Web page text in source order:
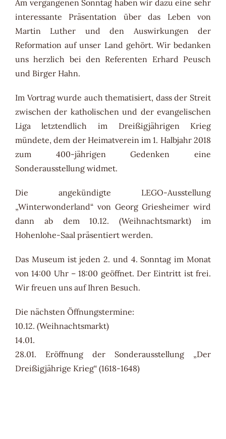
Am vergangenen Sonntag haben wir dazu eine sehr
interessante Präsentation über das Leben von
Martin Luther und den Auswirkungen der
Reformation auf unser Land gehört. Wir bedanken
uns herzlich bei den Referenten Erhard Peusch
und Birger Hahn.
Im Vortrag wurde auch thematisiert, dass der Streit
zwischen der katholischen und der evangelischen
Liga letztendlich im Dreißigjährigen Krieg
mündete, dem der Heimatverein im 1. Halbjahr 2018
zum 400-jährigen Gedenken eine
Sonderausstellung widmet.
Die angekündigte LEGO-Ausstellung
„Winterwonderland“ von Georg Griesheimer wird
dann ab dem 10.12. (Weihnachtsmarkt) im
Hohenlohe-Saal präsentiert werden.
Das Museum ist jeden 2. und 4. Sonntag im Monat
von 14:00 Uhr – 18:00 geöffnet. Der Eintritt ist frei.
Wir freuen uns auf Ihren Besuch.
Die nächsten Öffnungstermine:
10.12. (Weihnachtsmarkt)
14.01.
28.01. Eröffnung der Sonderausstellung „Der
Dreißigjährige Krieg“ (1618-1648)